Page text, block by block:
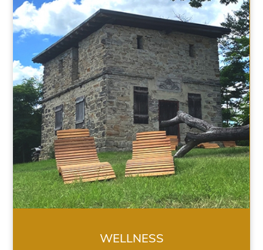
WELLNESS
WELLNESS